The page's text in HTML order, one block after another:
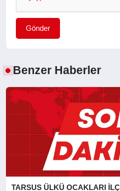
Gönder
Benzer Haberler
TARSUS ÜLKÜ OCAKLARI